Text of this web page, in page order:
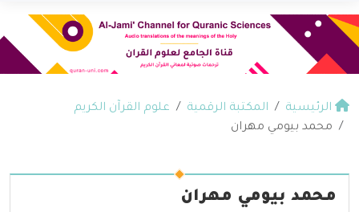
الرئيسية المكتبة الرقمية
علوم القرآن الكريم
محمد بيومي مهران
محمد بيومي مهران